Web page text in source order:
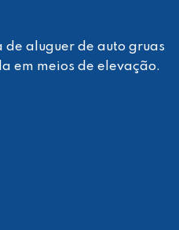
de aluguer de auto gruas
em meios de elevação.